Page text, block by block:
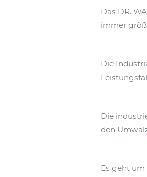
Das DR.
immer
Die
Die
den
Es geht um